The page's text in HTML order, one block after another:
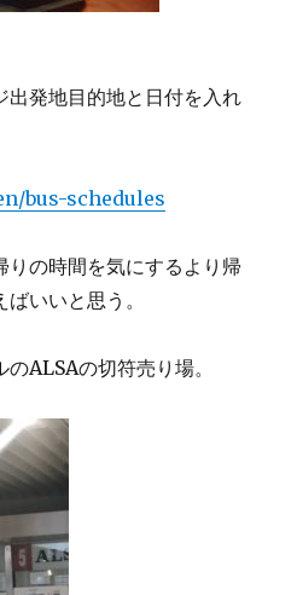
出発地目的地と日付を入れ
bus-schedules
りの時間を気にするより帰
いいと思う。
ALSAの切符売り場。